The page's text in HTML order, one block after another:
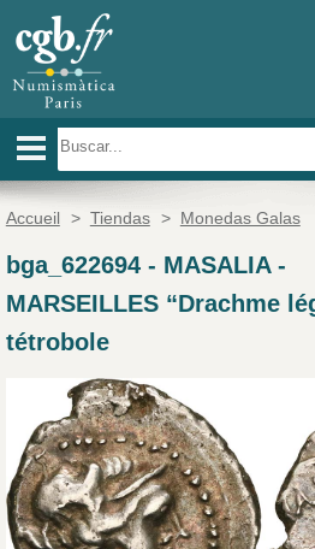
Accueil > Tiendas > Monedas Galas
bga_622694- MASALIA -
MARSEILLES “Drachme
tétrobole